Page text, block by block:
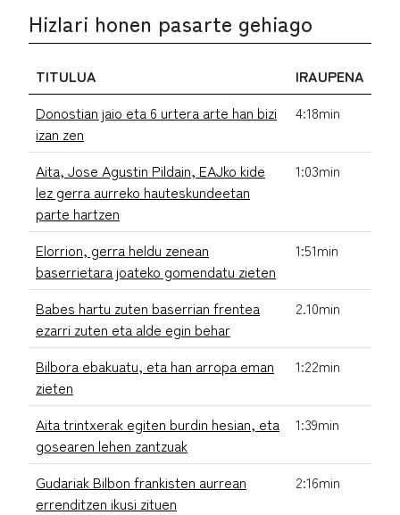
Hizlari honen pasarte gehiago
TITULUA
IRAUPENA
Donostian jaio eta 6 urtera arte han bizi
izan zen
4:18min
Aita, Jose Agustin Pildain, EAJko kide
lez gerra aurreko hauteskundeetan
parte hartzen
1:03min
Elorrion, gerra heldu zenean
baserrietara joateko gomendatu zieten
1:51min
Babes hartu zuten baserrian frentea
ezarri zuten eta alde egin behar
2.10min
Bilbora ebakuatu, eta han arropa eman
zieten
1:22min
Aita trintxerak egiten burdin hesian, eta
gosearen lehen zantzuak
1:39min
Gudariak Bilbon frankisten aurrean
errenditzen ikusi zituen
2:16min